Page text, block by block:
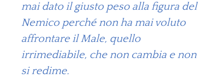
mai dato il giusto peso alla figura del
Nemico perché non ha mai voluto
affrontare il Male, quello
irrimediabile, che non cambia e non
si redime.